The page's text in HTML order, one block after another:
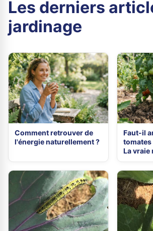
Les derniers
jardinage
Comment retrouver de
l'énergie naturellement ?
Faut-il
tomates
La vraie